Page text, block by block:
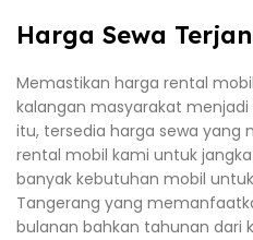
Harga Sewa
Memastikan harga rental
kalangan masyarakat
itu, tersedia harga sewa yang
rental mobil kami untuk
banyak kebutuhan mobil
Tangerang yang
bulanan bahkan tahunan dari